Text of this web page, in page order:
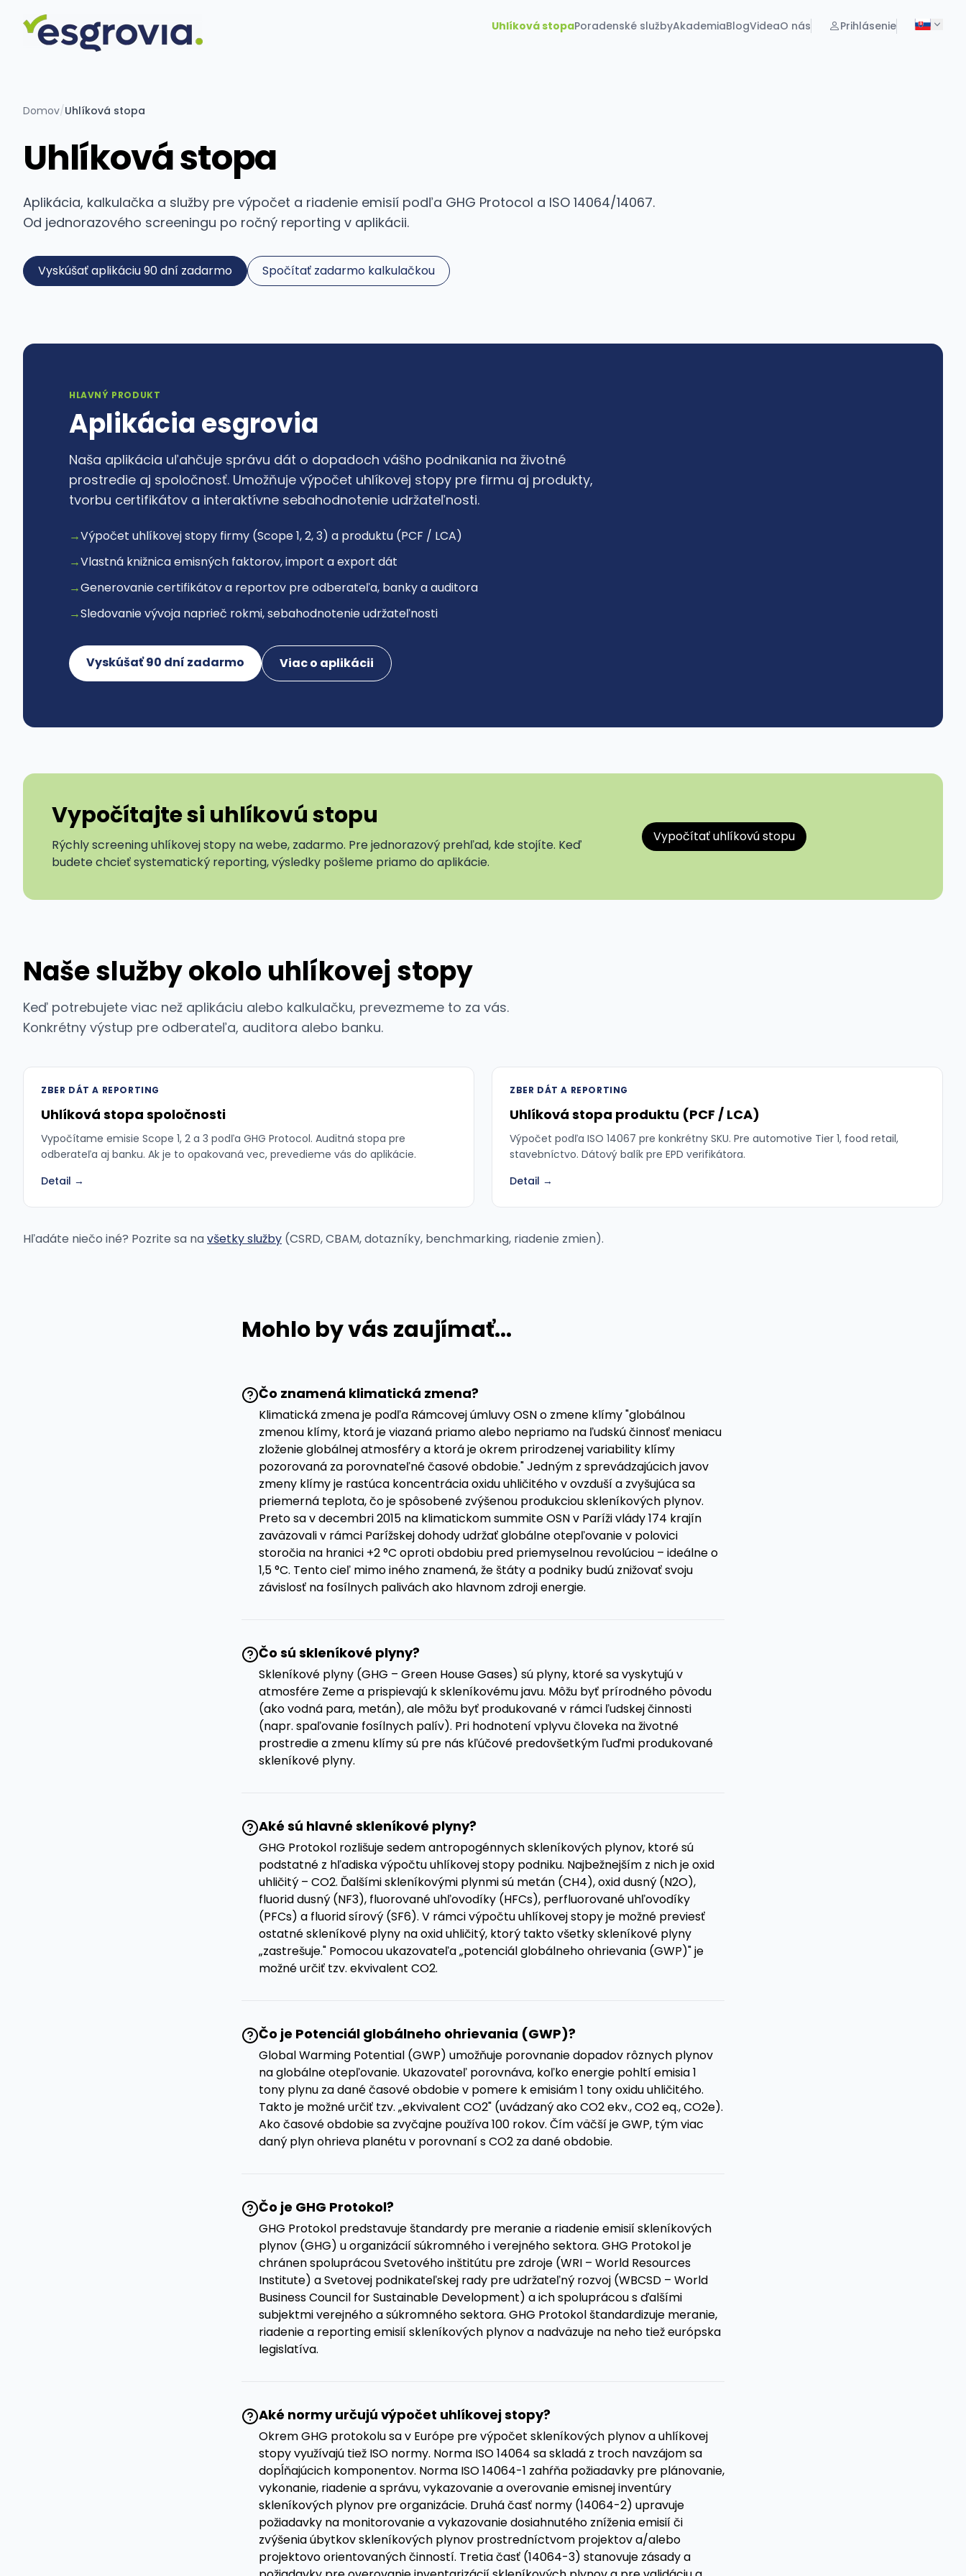
Uhlíková stopaPoradenské službyAkademiaBlogVideaO nás Prihlásenie
Domov/Uhlíková stopa
Uhlíková stopa
Aplikácia, kalkulačka a služby pre výpočet a riadenie emisií podľa GHG Protocol a ISO 14064/14067.
Od jednorazového screeningu po ročný reporting v aplikácii.
Vyskúšať aplikáciu 90 dní zadarmo Spočítať zadarmo kalkulačkou
HLAVNÝ PRODUKT
Aplikácia esgrovia
Naša aplikácia uľahčuje správu dát o dopadoch vášho podnikania na životné
prostredie aj spoločnosť. Umožňuje výpočet uhlíkovej stopy pre firmu aj produkty,
tvorbu certifikátov a interaktívne sebahodnotenie udržateľnosti.
→Výpočet uhlíkovej stopy firmy (Scope 1, 2, 3) a produktu (PCF / LCA)
→Vlastná knižnica emisných faktorov, import a export dát
→Generovanie certifikátov a reportov pre odberateľa, banky a auditora
→Sledovanie vývoja naprieč rokmi, sebahodnotenie udržateľnosti
Vyskúšať 90 dní zadarmo Viac o aplikácii
Vypočítajte si uhlíkovú stopu
Rýchly screening uhlíkovej stopy na webe, zadarmo. Pre jednorazový prehľad, kde stojíte. Keď
budete chcieť systematický reporting, výsledky pošleme priamo do aplikácie.
Vypočítať uhlíkovú stopu
Naše služby okolo uhlíkovej stopy
Keď potrebujete viac než aplikáciu alebo kalkulačku, prevezmeme to za vás.
Konkrétny výstup pre odberateľa, auditora alebo banku.
ZBER DÁT A REPORTING
Uhlíková stopa spoločnosti
Vypočítame emisie Scope 1, 2 a 3 podľa GHG Protocol. Auditná stopa pre
odberateľa aj banku. Ak je to opakovaná vec, prevedieme vás do aplikácie.
Detail →
ZBER DÁT A REPORTING
Uhlíková stopa produktu (PCF / LCA)
Výpočet podľa ISO 14067 pre konkrétny SKU. Pre automotive Tier 1, food retail,
stavebníctvo. Dátový balík pre EPD verifikátora.
Detail →
Hľadáte niečo iné? Pozrite sa navšetky služby (CSRD, CBAM, dotazníky, benchmarking, riadenie zmien).
Mohlo by vás zaujímať...
Čo znamená klimatická zmena?
Klimatická zmena je podľa Rámcovej úmluvy OSN o zmene klímy "globálnou
zmenou klímy, ktorá je viazaná priamo alebo nepriamo na ľudskú činnosť meniacu
zloženie globálnej atmosféry a ktorá je okrem prirodzenej variability klímy
pozorovaná za porovnateľné časové obdobie." Jedným z sprevádzajúcich javov
zmeny klímy je rastúca koncentrácia oxidu uhličitého v ovzduší a zvyšujúca sa
priemerná teplota, čo je spôsobené zvýšenou produkciou skleníkových plynov.
Preto sa v decembri 2015 na klimatickom summite OSN v Paríži vlády 174 krajín
zaväzovali v rámci Parížskej dohody udržať globálne otepľovanie v polovici
storočia na hranici +2 °C oproti obdobiu pred priemyselnou revolúciou – ideálne o
1,5 °C. Tento cieľ mimo iného znamená, že štáty a podniky budú znižovať svoju
závislosť na fosílnych palivách ako hlavnom zdroji energie.
Čo sú skleníkové plyny?
Skleníkové plyny (GHG – Green House Gases) sú plyny, ktoré sa vyskytujú v
atmosfére Zeme a prispievajú k skleníkovému javu. Môžu byť prírodného pôvodu
(ako vodná para, metán), ale môžu byť produkované v rámci ľudskej činnosti
(napr. spaľovanie fosílnych palív). Pri hodnotení vplyvu človeka na životné
prostredie a zmenu klímy sú pre nás kľúčové predovšetkým ľuďmi produkované
skleníkové plyny.
Aké sú hlavné skleníkové plyny?
GHG Protokol rozlišuje sedem antropogénnych skleníkových plynov, ktoré sú
podstatné z hľadiska výpočtu uhlíkovej stopy podniku. Najbežnejším z nich je oxid
uhličitý – CO2. Ďalšími skleníkovými plynmi sú metán (CH4), oxid dusný (N2O),
fluorid dusný (NF3), fluorované uhľovodíky (HFCs), perfluorované uhľovodíky
(PFCs) a fluorid sírový (SF6). V rámci výpočtu uhlíkovej stopy je možné previesť
ostatné skleníkové plyny na oxid uhličitý, ktorý takto všetky skleníkové plyny
„zastrešuje." Pomocou ukazovateľa „potenciál globálneho ohrievania (GWP)" je
možné určiť tzv. ekvivalent CO2.
Čo je Potenciál globálneho ohrievania (GWP)?
Global Warming Potential (GWP) umožňuje porovnanie dopadov rôznych plynov
na globálne otepľovanie. Ukazovateľ porovnáva, koľko energie pohltí emisia 1
tony plynu za dané časové obdobie v pomere k emisiám 1 tony oxidu uhličitého.
Takto je možné určiť tzv. „ekvivalent CO2" (uvádzaný ako CO2 ekv., CO2 eq., CO2e).
Ako časové obdobie sa zvyčajne používa 100 rokov. Čím väčší je GWP, tým viac
daný plyn ohrieva planétu v porovnaní s CO2 za dané obdobie.
Čo je GHG Protokol?
GHG Protokol predstavuje štandardy pre meranie a riadenie emisií skleníkových
plynov (GHG) u organizácií súkromného i verejného sektora. GHG Protokol je
chránen spoluprácou Svetového inštitútu pre zdroje (WRI – World Resources
Institute) a Svetovej podnikateľskej rady pre udržateľný rozvoj (WBCSD – World
Business Council for Sustainable Development) a ich spoluprácou s ďalšími
subjektmi verejného a súkromného sektora. GHG Protokol štandardizuje meranie,
riadenie a reporting emisií skleníkových plynov a nadväzuje na neho tiež európska
legislatíva.
Aké normy určujú výpočet uhlíkovej stopy?
Okrem GHG protokolu sa v Európe pre výpočet skleníkových plynov a uhlíkovej
stopy využívajú tiež ISO normy. Norma ISO 14064 sa skladá z troch navzájom sa
dopĺňajúcich komponentov. Norma ISO 14064-1 zahŕňa požiadavky pre plánovanie,
vykonanie, riadenie a správu, vykazovanie a overovanie emisnej inventúry
skleníkových plynov pre organizácie. Druhá časť normy (14064-2) upravuje
požiadavky na monitorovanie a vykazovanie dosiahnutého zníženia emisií či
zvýšenia úbytkov skleníkových plynov prostredníctvom projektov a/alebo
projektovo orientovaných činností. Tretia časť (14064-3) stanovuje zásady a